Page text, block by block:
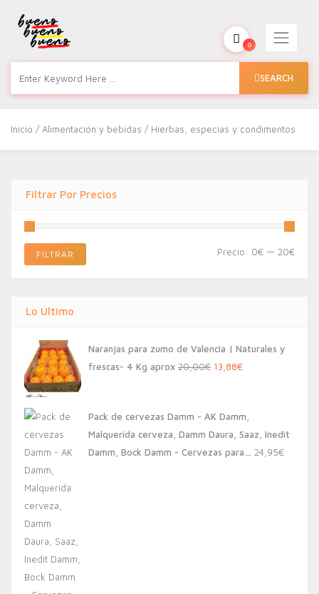
SEARCH
0
Inicio /Alimentación y bebidas / Hierbas, especias y condimentos
Filtrar Por Precios
FILTRAR Precio: 0€ — 20€
Lo Último
Naranjas para zumo de Valencia | Naturales y
frescas- 4 Kg aprox 20,00€ El
era:
20,00€.
13,88€El
es:
13,88€.
Pack de cervezas Damm - AK Damm,
Malquerida cerveza, Damm Daura, Saaz, Inedit
Damm, Bock Damm - Cervezas para… 24,95€